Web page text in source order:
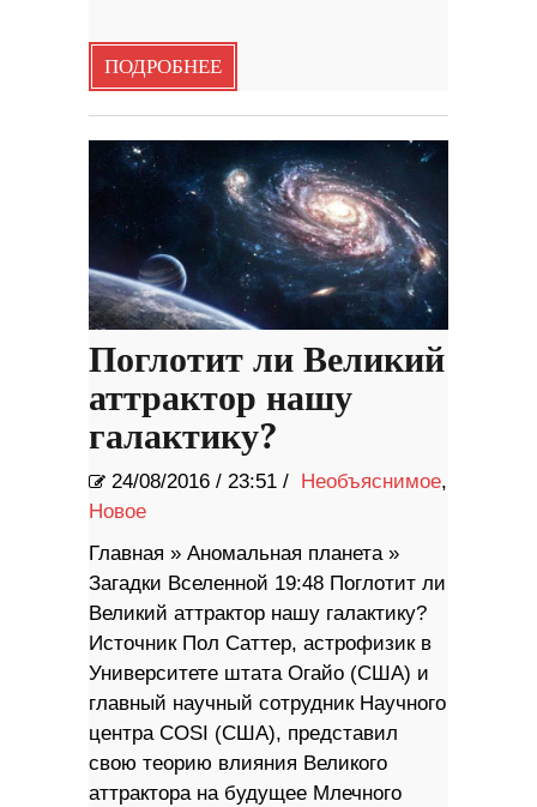
ПОДРОБНЕЕ
Поглотит ли Великий
аттрактор нашу
галактику?
24/08/2016 / 23:51 / Необъяснимое,
Новое
Главная » Аномальная планета »
Загадки Вселенной 19:48 Поглотит ли
Великий аттрактор нашу галактику?
Источник Пол Саттер, астрофизик в
Университете штата Огайо (США) и
главный научный сотрудник Научного
центра COSI (США), представил
свою теорию влияния Великого
аттрактора на будущее Млечного